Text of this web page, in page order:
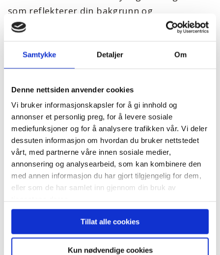
Samtykke Detaljer Om
Denne nettsiden anvender cookies
Vi bruker informasjonskapsler for å gi innhold og
annonser et personlig preg, for å levere sosiale
mediefunksjoner og for å analysere trafikken vår. Vi deler
dessuten informasjon om hvordan du bruker nettstedet
vårt, med partnerne våre innen sosiale medier,
annonsering og analysearbeid, som kan kombinere den
med annen informasjon du har gjort tilgjengelig for dem,
eller som de har samlet inn gjennom din bruk av
Tillat alle cookies
Kun nødvendige cookies
som reflekterer din bakgrunn og
kompetanse, og ikke minst faglige
Arbeidssted vil være ved vårt hovedkontor på
vurderes ved våre anlegg i Stavanger,
Flekkefjord eller hos Hellvik Hus Romerike ved
Gardermoen.
Noe reisevirksomhet må påregnes.
Dersom denne utfordringen trigger deg, så vil
vi be deg sende inn søknad og CV snarest!
Alle henvendelser vil bli behandlet konfidensielt,
om ønskelig også overfor oppdragsgiver.